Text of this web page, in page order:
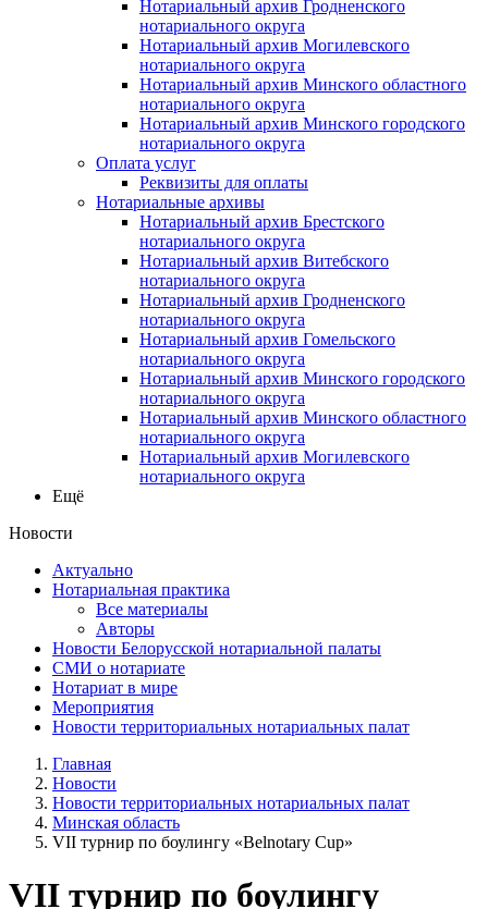
Нотариальный архив Гродненского
нотариального округа
Нотариальный архив Могилевского
нотариального округа
Нотариальный архив Минского областного
нотариального округа
Нотариальный архив Минского городского
нотариального округа
Оплата услуг
Реквизиты для оплаты
Нотариальные архивы
Нотариальный архив Брестского
нотариального округа
Нотариальный архив Витебского
нотариального округа
Нотариальный архив Гродненского
нотариального округа
Нотариальный архив Гомельского
нотариального округа
Нотариальный архив Минского городского
нотариального округа
Нотариальный архив Минского областного
нотариального округа
Нотариальный архив Могилевского
нотариального округа
Ещё
Новости
Актуально
Нотариальная практика
Все материалы
Авторы
Новости Белорусской нотариальной палаты
СМИ о нотариате
Нотариат в мире
Мероприятия
Новости территориальных нотариальных палат
Главная
Новости
Новости территориальных нотариальных палат
Минская область
VII турнир по боулингу «Belnotary Cup»
VII турнир по боулингу